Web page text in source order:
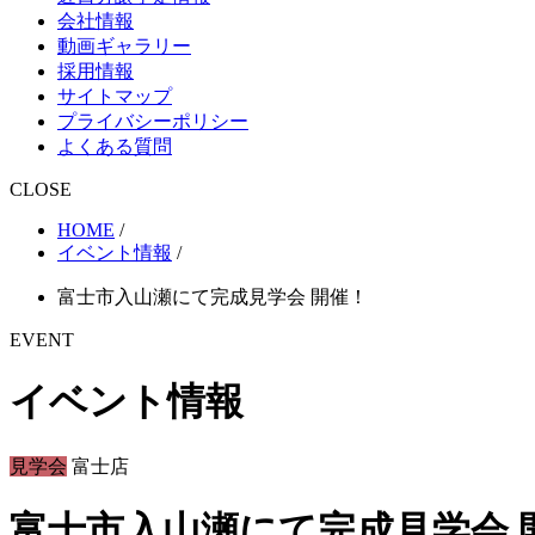
会社情報
動画ギャラリー
採用情報
サイトマップ
プライバシーポリシー
よくある質問
CLOSE
HOME /
イベント情報 /
富士市入山瀬にて完成見学会 開催！
EVENT
イベント情報
見学会 富士店